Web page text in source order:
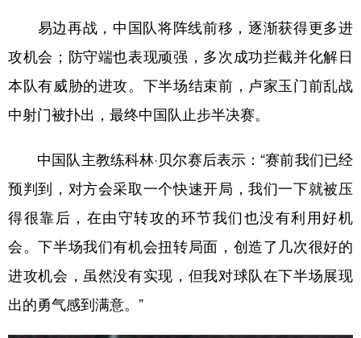
四川 贵州 云南 西藏
陕西 甘肃 青海 宁夏
新疆 内蒙古 黑龙江
English Español Français عربى
Русский язык 日本語 한국어
Deutsch Português
易边再战，中国队将阵线前移，逐渐获得更多进
攻机会；防守端也表现顽强，多次成功拦截并化解日
本队有威胁的进攻。下半场结束前，卢家玉门前乱战
中射门被扑出，最终中国队止步半决赛。
中国队主教练科林·贝尔赛后表示：“赛前我们已经
预判到，对方会采取一个快速开局，我们一下就被压
得很靠后，在由守转攻的环节我们也没有利用好机
会。下半场我们有机会扭转局面，创造了几次很好的
进攻机会，虽然没有实现，但我对球队在下半场展现
出的勇气感到满意。”